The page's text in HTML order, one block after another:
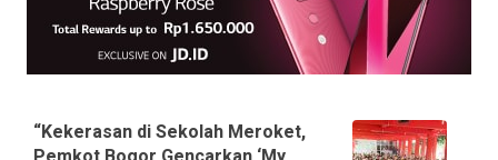
“Kekerasan di Sekolah Meroket,